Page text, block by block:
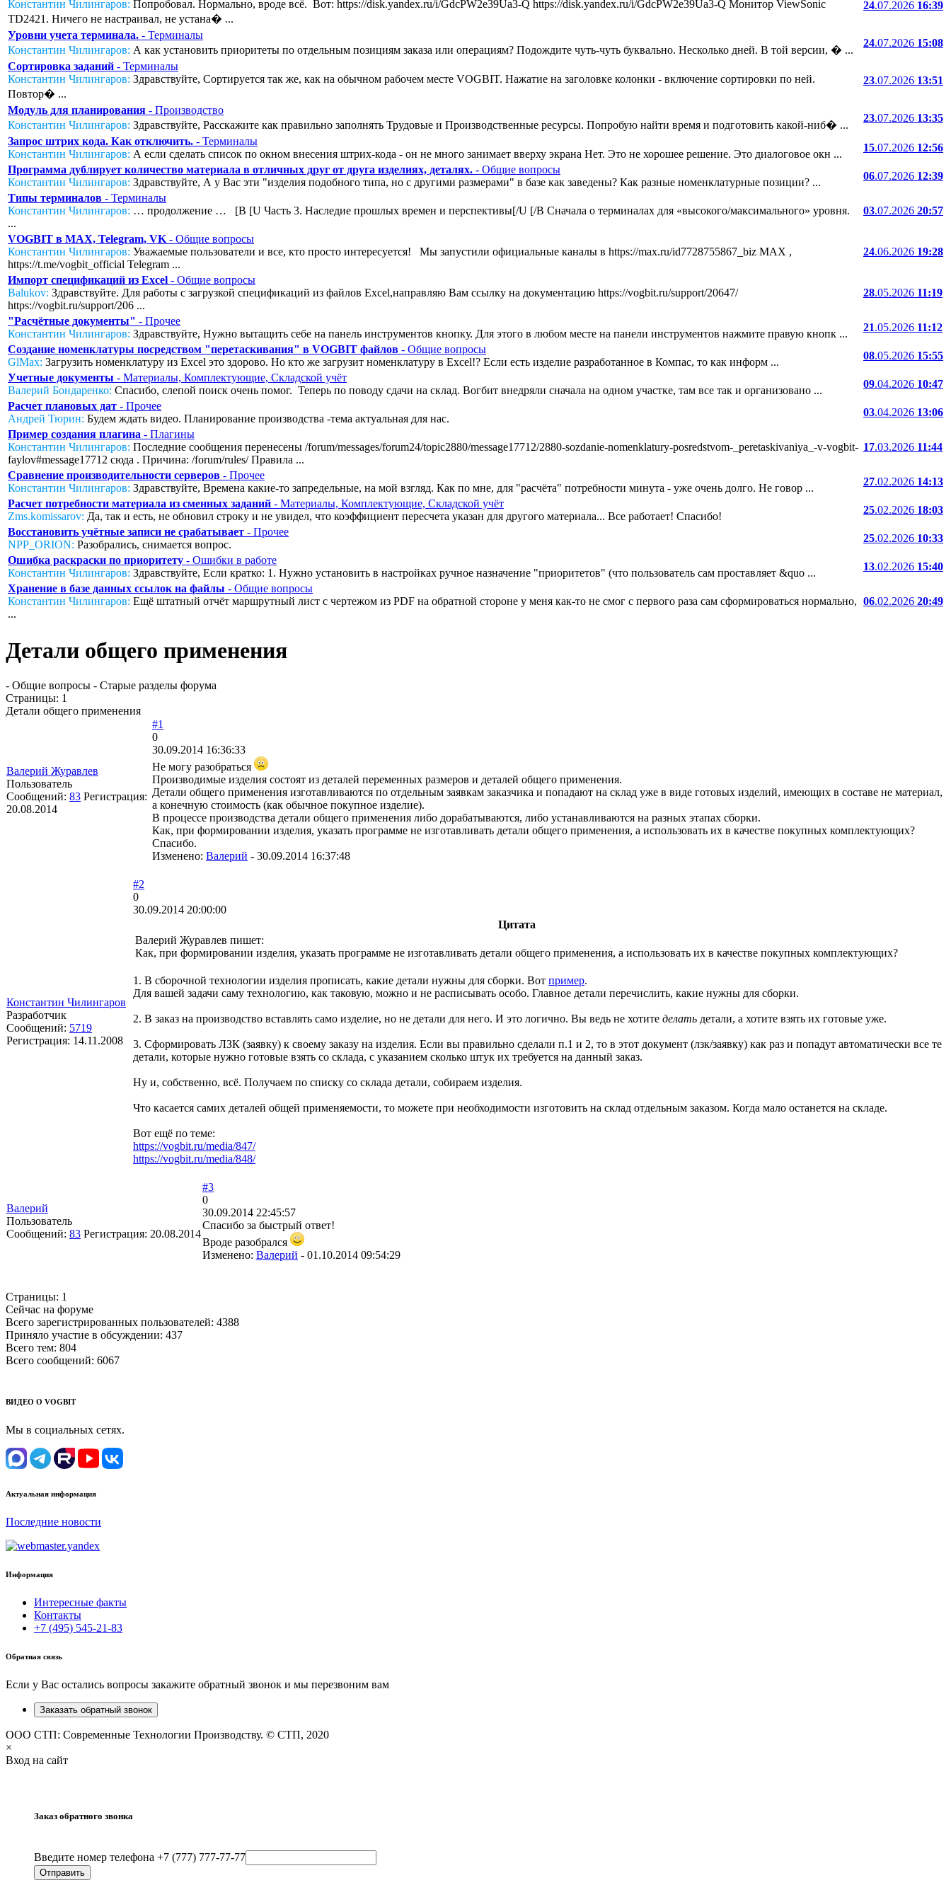
Константин Чилингаров: Попробовал. Нормально, вроде всё. Вот: https://disk.yandex.ru/i/GdcPW2e39Ua3-Q https://disk.yandex.ru/i/GdcPW2e39Ua3-Q Монитор ViewSonic
TD2421. Ничего не настраивал, не устана� ...
24.07.2026 16:39
Уровни учета терминала. - Терминалы
Константин Чилингаров: А как установить приоритеты по отдельным позициям заказа или операциям? Подождите чуть-чуть буквально. Несколько дней. В той версии, � ...
24.07.2026 15:08
Сортировка заданий - Терминалы
Константин Чилингаров: Здравствуйте, Сортируется так же, как на обычном рабочем месте VOGBIT. Нажатие на заголовке колонки - включение сортировки по ней.
Повтор� ...
23.07.2026 13:51
Модуль для планирования - Производство
Константин Чилингаров: Здравствуйте, Расскажите как правильно заполнять Трудовые и Производственные ресурсы. Попробую найти время и подготовить какой-ниб� ...
23.07.2026 13:35
Запрос штрих кода. Как отключить. - Терминалы
Константин Чилингаров: А если сделать список по окном внесения штрих-кода - он не много занимает вверху экрана Нет. Это не хорошее решение. Это диалоговое окн ...
15.07.2026 12:56
Программа дублирует количество материала в отличных друг от друга изделиях, деталях. - Общие вопросы
Константин Чилингаров: Здравствуйте, А у Вас эти "изделия подобного типа, но с другими размерами" в базе как заведены? Как разные номенклатурные позиции? ...
06.07.2026 12:39
Типы терминалов - Терминалы
Константин Чилингаров: … продолжение … [B [U Часть 3. Наследие прошлых времен и перспективы[/U [/B Сначала о терминалах для «высокого/максимального» уровня.
...
03.07.2026 20:57
VOGBIT в MAX, Telegram, VK - Общие вопросы
Константин Чилингаров: Уважаемые пользователи и все, кто просто интересуется! Мы запустили официальные каналы в https://max.ru/id7728755867_biz MAX ,
https://t.me/vogbit_official Telegram ...
24.06.2026 19:28
Импорт спецификаций из Excel - Общие вопросы
Balukov: Здравствуйте. Для работы с загрузкой спецификаций из файлов Excel,направляю Вам ссылку на документацию https://vogbit.ru/support/20647/
https://vogbit.ru/support/206 ...
28.05.2026 11:19
"Расчётные документы" - Прочее
Константин Чилингаров: Здравствуйте, Нужно вытащить себе на панель инструментов кнопку. Для этого в любом месте на панели инструментов нажмите правую кнопк ...
21.05.2026 11:12
Создание номенклатуры посредством "перетаскивания" в VOGBIT файлов - Общие вопросы
GlMax: Загрузить номенклатуру из Excel это здорово. Но кто же загрузит номенклатуру в Excel!? Если есть изделие разработанное в Компас, то как информ ...
08.05.2026 15:55
Учетные документы - Материалы, Комплектующие, Складской учёт
Валерий Бондаренко: Спасибо, слепой поиск очень помог. Теперь по поводу сдачи на склад. Вогбит внедряли сначала на одном участке, там все так и организовано ...
09.04.2026 10:47
Расчет плановых дат - Прочее
Андрей Тюрин: Будем ждать видео. Планирование производства -тема актуальная для нас.
03.04.2026 13:06
Пример создания плагина - Плагины
Константин Чилингаров: Последние сообщения перенесены /forum/messages/forum24/topic2880/message17712/2880-sozdanie-nomenklatury-posredstvom-_peretaskivaniya_-v-vogbit-
faylov#message17712 сюда . Причина: /forum/rules/ Правила ...
17.03.2026 11:44
Сравнение производительности серверов - Прочее
Константин Чилингаров: Здравствуйте, Времена какие-то запредельные, на мой взгляд. Как по мне, для "расчёта" потребности минута - уже очень долго. Не говор ...
27.02.2026 14:13
Расчет потребности материала из сменных заданий - Материалы, Комплектующие, Складской учёт
Zms.komissarov: Да, так и есть, не обновил строку и не увидел, что коэффициент пересчета указан для другого материала... Все работает! Спасибо!
25.02.2026 18:03
Восстановить учётные записи не срабатывает - Прочее
NPP_ORION: Разобрались, снимается вопрос.
25.02.2026 10:33
Ошибка раскраски по приоритету - Ошибки в работе
Константин Чилингаров: Здравствуйте, Если кратко: 1. Нужно установить в настройках ручное назначение "приоритетов" (что пользователь сам проставляет &quo ...
13.02.2026 15:40
Хранение в базе данных ссылок на файлы - Общие вопросы
Константин Чилингаров: Ещё штатный отчёт маршрутный лист с чертежом из PDF на обратной стороне у меня как-то не смог с первого раза сам сформироваться нормально,
...
06.02.2026 20:49
Детали общего применения
- Общие вопросы - Старые разделы форума
Страницы: 1
Детали общего применения
Валерий Журавлев
Пользователь
Сообщений: 83 Регистрация:
20.08.2014
#1
0
30.09.2014 16:36:33
Не могу разобраться
Производимые изделия состоят из деталей переменных размеров и деталей общего применения.
Детали общего применения изготавливаются по отдельным заявкам заказчика и попадают на склад уже в виде готовых изделий, имеющих в составе не материал,
а конечную стоимость (как обычное покупное изделие).
В процессе производства детали общего применения либо дорабатываются, либо устанавливаются на разных этапах сборки.
Как, при формировании изделия, указать программе не изготавливать детали общего применения, а использовать их в качестве покупных комплектующих?
Спасибо.
Изменено: Валерий - 30.09.2014 16:37:48
Константин Чилингаров
Разработчик
Сообщений: 5719
Регистрация: 14.11.2008
#2
0
30.09.2014 20:00:00
Цитата
Валерий Журавлев пишет:
Как, при формировании изделия, указать программе не изготавливать детали общего применения, а использовать их в качестве покупных комплектующих?
1. В сборочной технологии изделия прописать, какие детали нужны для сборки. Вот пример.
Для вашей задачи саму технологию, как таковую, можно и не расписывать особо. Главное детали перечислить, какие нужны для сборки.
2. В заказ на производство вставлять само изделие, но не детали для него. И это логично. Вы ведь не хотите делать детали, а хотите взять их готовые уже.
3. Сформировать ЛЗК (заявку) к своему заказу на изделия. Если вы правильно сделали п.1 и 2, то в этот документ (лзк/заявку) как раз и попадут автоматически все те
детали, которые нужно готовые взять со склада, с указанием сколько штук их требуется на данный заказ.
Ну и, собственно, всё. Получаем по списку со склада детали, собираем изделия.
Что касается самих деталей общей применяемости, то можете при необходимости изготовить на склад отдельным заказом. Когда мало останется на складе.
Вот ещё по теме:
https://vogbit.ru/media/847/
https://vogbit.ru/media/848/
Валерий
Пользователь
Сообщений: 83 Регистрация: 20.08.2014
#3
0
30.09.2014 22:45:57
Спасибо за быстрый ответ!
Вроде разобрался
Изменено: Валерий - 01.10.2014 09:54:29
Страницы: 1
Сейчас на форуме
Всего зарегистрированных пользователей: 4388
Приняло участие в обсуждении: 437
Всего тем: 804
Всего сообщений: 6067
ВИДЕО О VOGBIT
Мы в социальных сетях.
Актуальная информация
Последние новости
Информация
Интересные факты
Контакты
+7 (495) 545-21-83
Обратная связь
Если у Вас остались вопросы закажите обратный звонок и мы перезвоним вам
Заказать обратный звонок
ООО СТП: Современные Технологии Производству. © СТП, 2020
×
Вход на сайт
Заказ обратного звонка
Введите номер телефона +7 (777) 777-77-77
Отправить